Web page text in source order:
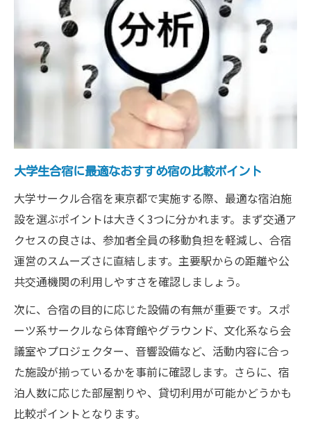
ント
サークル合宿の運営で注意したい危ない落
とし穴
関東の安い合宿施設を選ぶ際の安全チェッ
大学生合宿の費用を抑える実践的な工夫
大学サークル合宿なら宿選びが成否を左右
大学生合宿の成否を決める宿選びの基準
サークル合宿おすすめ宿の選定ポイント
安いだけで選ばない大学生合宿の宿探し
大学生合宿で宿の設備を比較する重要性
関東圏で評判の良い大学生合宿施設の見分
け方
関東圏で安く安心な合宿施設を探すコツ
大学生合宿に適した安い合宿施設の見つけ
方
サークル合宿で人気のコテージ利用の魅力
関東で安心できる大学生合宿施設の特徴
大学生合宿に最適なおすすめ宿の比較ポイント
大学サークル合宿を東京都で実施する際、最適な宿泊施
設を選ぶポイントは大きく3つに分かれます。まず交通ア
クセスの良さは、参加者全員の移動負担を軽減し、合宿
運営のスムーズさに直結します。主要駅からの距離や公
共交通機関の利用しやすさを確認しましょう。
次に、合宿の目的に応じた設備の有無が重要です。スポ
ーツ系サークルなら体育館やグラウンド、文化系なら会
議室やプロジェクター、音響設備など、活動内容に合っ
た施設が揃っているかを事前に確認します。さらに、宿
泊人数に応じた部屋割りや、貸切利用が可能かどうかも
比較ポイントとなります。